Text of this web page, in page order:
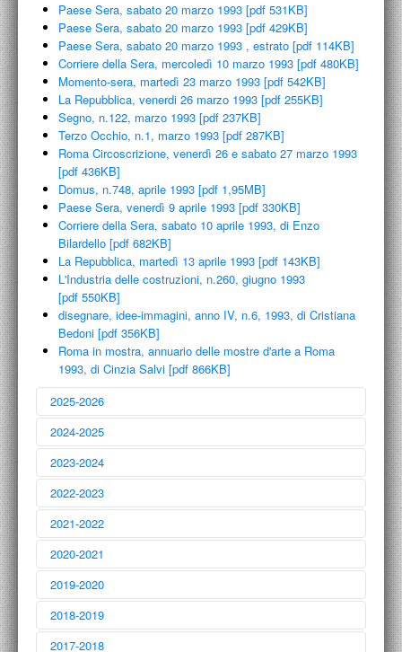
Paese Sera, sabato 20 marzo 1993 [pdf 531KB]
Paese Sera, sabato 20 marzo 1993 [pdf 429KB]
Paese Sera, sabato 20 marzo 1993 , estrato [pdf 114KB]
Corriere della Sera, mercoledì 10 marzo 1993 [pdf 480KB]
Momento-sera, martedì 23 marzo 1993 [pdf 542KB]
La Repubblica, venerdi 26 marzo 1993 [pdf 255KB]
Segno, n.122, marzo 1993 [pdf 237KB]
Terzo Occhio, n.1, marzo 1993 [pdf 287KB]
Roma Circoscrizione, venerdì 26 e sabato 27 marzo 1993
[pdf 436KB]
Domus, n.748, aprile 1993 [pdf 1,95MB]
Paese Sera, venerdì 9 aprile 1993 [pdf 330KB]
Corriere della Sera, sabato 10 aprile 1993, di Enzo
Bilardello [pdf 682KB]
La Repubblica, martedì 13 aprile 1993 [pdf 143KB]
L'Industria delle costruzioni, n.260, giugno 1993
[pdf 550KB]
disegnare, idee-immagini, anno IV, n.6, 1993, di Cristiana
Bedoni [pdf 356KB]
Roma in mostra, annuario delle mostre d'arte a Roma
1993, di Cinzia Salvi [pdf 866KB]
2025-2026
Start / Restart: serialità consecutive e variazioni parallele
Antonio Capaccio, Nicola Carrino, Alfredo De Santis, Fabrizio Fioravanti,
Mario Ridolfi, Antonio Sanfilippo
2024-2025
À rebours: la serie specchiata come serie a ritroso
Roberto Bossaglia, Maria Lai, Sabina Mirri, Franz Prati, Ettore Sordini,
Cesare Tacchi
2023-2024
Serie di ripartenze: la serie come cammino determinato e
incessante
Gianni Berengo Gardin, Aurelio Bulzatti, Arduino Cantafora, Elvio
Chiricozzi, Marilù Eustachio / Renato Mambor, Dario Pa…
10 Giugno 2024
2022-2023
Roberto Mariotti (G.R.A.U.)
Metamorfosi. Natura e architettura rupestre nell'Etruria meridionale
25 marzo 2023
2021-2022
Antonello Cuccu
La luce della luna
2020-2021
2019-2020
2018-2019
2017-2018